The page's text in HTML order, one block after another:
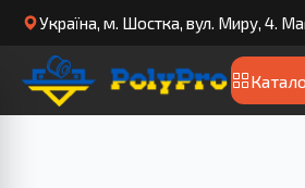
Українa, м. Шостка, вул. Миру, 4.